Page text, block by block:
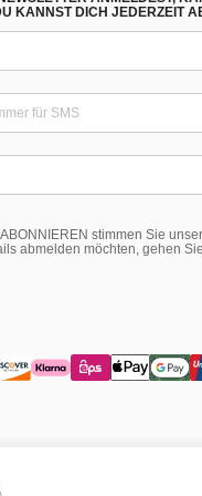
KANNST DICH JEDERZEIT
stimmen Sie
abmelden möchten, gehen